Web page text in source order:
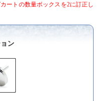
ートの数量ボックスを2に訂正し
ン